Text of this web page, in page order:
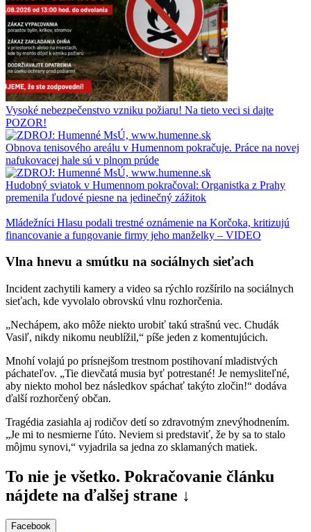
Vysoké nebezpečenstvo vzniku požiaru! Na tieto veci si dajte
POZOR!
Obnova tenisového areálu v Humennom pokračuje. Práce na novej
nafukovacej hale sú v plnom prúde
Hudobný sviatok v Humennom pokračoval: Organistka z Prahy
premenila ľudové piesne na jedinečný zážitok
Mládežníci Hlasu podali trestné oznámenie na Korčoka, kritizujú
financovanie a fungovanie firmy jeho manželky – VIDEO
Vlna hnevu a smútku na sociálnych sieťach
Incident zachytili kamery a video sa rýchlo rozšírilo na sociálnych
sieťach, kde vyvolalo obrovskú vlnu rozhorčenia.
„Nechápem, ako môže niekto urobiť takú strašnú vec. Chudák
Vasiľ, nikdy nikomu neublížil,“ píše jeden z komentujúcich.
Mnohí volajú po prísnejšom trestnom postihovaní mladistvých
páchateľov. „Tie dievčatá musia byť potrestané! Je nemysliteľné,
aby niekto mohol bez následkov spáchať takýto zločin!“ dodáva
ďalší rozhorčený občan.
Tragédia zasiahla aj rodičov detí so zdravotným znevýhodnením.
„Je mi to nesmierne ľúto. Neviem si predstaviť, že by sa to stalo
môjmu synovi,“ vyjadrila sa jedna zo sklamaných matiek.
To nie je všetko. Pokračovanie článku
nájdete na ďalšej strane ↓
Facebook